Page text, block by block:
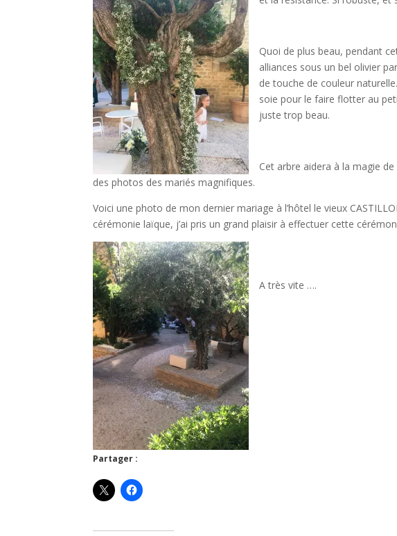
Quoi de plus beau, pendant
alliances sous un bel olivier
de touche de couleur
soie pour le faire flotter au
juste trop beau.
Cet arbre aidera à la magie
des photos des mariés magnifiques.
Voici une photo de mon dernier mariage à l’hôtel le vieux
cérémonie laïque, j’ai pris un grand plaisir à effectuer cette
A très vite ….
Partager :